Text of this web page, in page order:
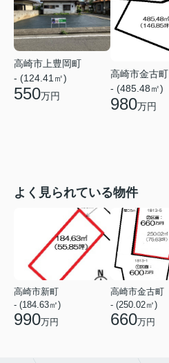
高崎市上豊岡町
- (124.41㎡)
550万円
高崎市金古町
- (485.48㎡)
980万円
よく見られている物件
高崎市新町
- (184.63㎡)
990万円
高崎市金古町
- (250.02㎡)
660万円